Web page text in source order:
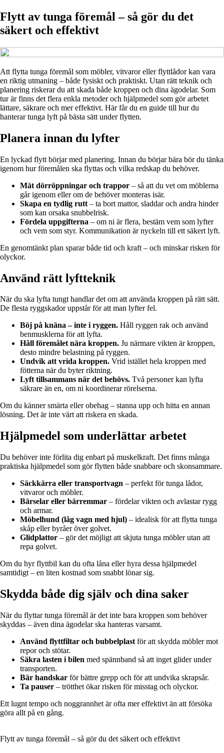
Flytt av tunga föremål – så gör du det
säkert och effektivt
Att flytta tunga föremål som möbler, vitvaror eller flyttlådor kan vara
en riktig utmaning – både fysiskt och praktiskt. Utan rätt teknik och
planering riskerar du att skada både kroppen och dina ägodelar. Som
tur är finns det flera enkla metoder och hjälpmedel som gör arbetet
lättare, säkrare och mer effektivt. Här får du en guide till hur du
hanterar tunga lyft på bästa sätt under flytten.
Planera innan du lyfter
En lyckad flytt börjar med planering. Innan du börjar bära bör du tänka
igenom hur föremålen ska flyttas och vilka redskap du behöver.
Mät dörröppningar och trappor – så att du vet om möblerna
går igenom eller om de behöver monteras isär.
Skapa en tydlig rutt – ta bort mattor, sladdar och andra hinder
som kan orsaka snubbelrisk.
Fördela uppgifterna – om ni är flera, bestäm vem som lyfter
och vem som styr. Kommunikation är nyckeln till ett säkert lyft.
En genomtänkt plan sparar både tid och kraft – och minskar risken för
olyckor.
Använd rätt lyftteknik
När du ska lyfta tungt handlar det om att använda kroppen på rätt sätt.
De flesta ryggskador uppstår för att man lyfter fel.
Böj på knäna – inte i ryggen. Håll ryggen rak och använd
benmusklerna för att lyfta.
Håll föremålet nära kroppen. Ju närmare vikten är kroppen,
desto mindre belastning på ryggen.
Undvik att vrida kroppen. Vrid istället hela kroppen med
fötterna när du byter riktning.
Lyft tillsammans när det behövs. Två personer kan lyfta
säkrare än en, om ni koordinerar rörelserna.
Om du känner smärta eller obehag – stanna upp och hitta en annan
lösning. Det är inte värt att riskera en skada.
Hjälpmedel som underlättar arbetet
Du behöver inte förlita dig enbart på muskelkraft. Det finns många
praktiska hjälpmedel som gör flytten både snabbare och skonsammare.
Säckkärra eller transportvagn – perfekt för tunga lådor,
vitvaror och möbler.
Bärselar eller bärremmar – fördelar vikten och avlastar rygg
och armar.
Möbelhund (låg vagn med hjul) – idealisk för att flytta tunga
skåp eller byråer över golvet.
Glidplattor – gör det möjligt att skjuta tunga möbler utan att
repa golvet.
Om du hyr flyttbil kan du ofta låna eller hyra dessa hjälpmedel
samtidigt – en liten kostnad som snabbt lönar sig.
Skydda både dig själv och dina saker
När du flyttar tunga föremål är det inte bara kroppen som behöver
skyddas – även dina ägodelar ska hanteras varsamt.
Använd flyttfiltar och bubbelplast för att skydda möbler mot
repor och stötar.
Säkra lasten i bilen med spännband så att inget glider under
transporten.
Bär handskar för bättre grepp och för att undvika skrapsår.
Ta pauser – trötthet ökar risken för misstag och olyckor.
Ett lugnt tempo och noggrannhet är ofta mer effektivt än att försöka
göra allt på en gång.
Flytt av tunga föremål – så gör du det säkert och effektivt